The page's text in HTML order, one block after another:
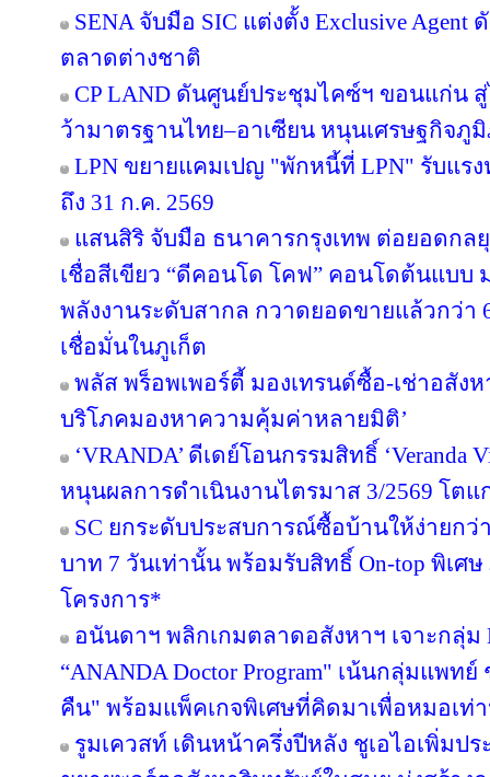
SENA จับมือ SIC แต่งตั้ง Exclusive Agent
ตลาดต่างชาติ
CP LAND ดันศูนย์ประชุมไคซ์ฯ ขอนแก่น
ว้ามาตรฐานไทย–อาเซียน หนุนเศรษฐกิจภู
LPN ขยายแคมเปญ "พักหนี้ที่ LPN" รับแร
ถึง 31 ก.ค. 2569
แสนสิริ จับมือ ธนาคารกรุงเทพ ต่อยอดก
เชื่อสีเขียว “ดีคอนโด โคฟ” คอนโดต้นแบบ
พลังงานระดับสากล กวาดยอดขายแล้วกว่า
เชื่อมั่นในภูเก็ต
พลัส พร็อพเพอร์ตี้ มองเทรนด์ซื้อ-เช่าอสัง
บริโภคมองหาความคุ้มค่าหลายมิติ’
‘VRANDA’ ดีเดย์โอนกรรมสิทธิ์ ‘Veranda
หนุนผลการดำเนินงานไตรมาส 3/2569 โตแ
SC ยกระดับประสบการณ์ซื้อบ้านให้ง่ายกว่
บาท 7 วันเท่านั้น พร้อมรับสิทธิ์ On-top พิเศษ
โครงการ*
อนันดาฯ พลิกเกมตลาดอสังหาฯ เจาะกลุ่ม
“ANANDA Doctor Program" เน้นกลุ่มแพท
คืน" พร้อมแพ็คเกจพิเศษที่คิดมาเพื่อหมอเท่
รูมเควสท์ เดินหน้าครึ่งปีหลัง ชูเอไอเพิ่มป